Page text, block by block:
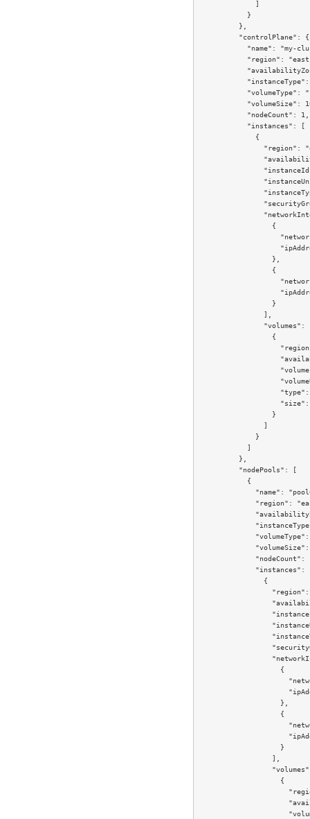
              ]
            }
          },
          "controlPlane": {
"name": "my-
"region":
"volumeType":
"volumeSize":
            "nodeCount": 1,
            "instances": [
              {
"region":
                  {
                  },
                  {
                  }
                ],
"volumes":
                  {
                  }
                ]
              }
            ]
          },
          "nodePools": [
            {
"name":
"region":
"nodeCount":
"instances":
                {
                    {
                    },
                    {
                    }
                  ],
                    {